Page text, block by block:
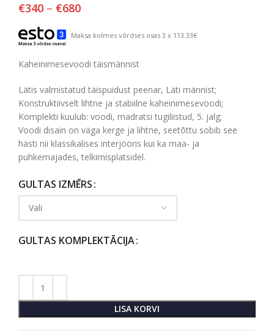
€340 – €680
Maksa kolmes võrdses osas 3 x 113.33€
Kaheinimesevoodi täismännist
Lätis valmistatud täispuidust peenar, Läti männist;
Konstruktiivselt lihtne ja stabiilne kaheinimesevoodi;
Komplekti kuulub: voodi, madratsi tugiliistud, 5. jalg;
Voodi disain on väga kerge ja lihtne, seetõttu sobib see
hästi nii klassikalises interjööris kui ka maa- ja
puhkemajades, telkimisplatsidel.
GULTAS IZMĒRS
GULTAS KOMPLEKTĀCIJA
LISA KORVI